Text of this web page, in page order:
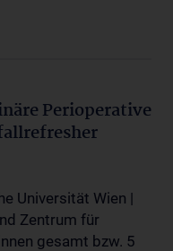
Perioperative
Universität Wien |
Zentrum für
gesamt bzw. 5